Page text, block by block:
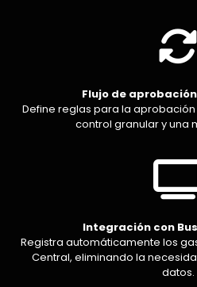
Flujo de
Define reglas para la
control granular y una
Integración con
Registra automáticamente los
Central, eliminando la
datos.